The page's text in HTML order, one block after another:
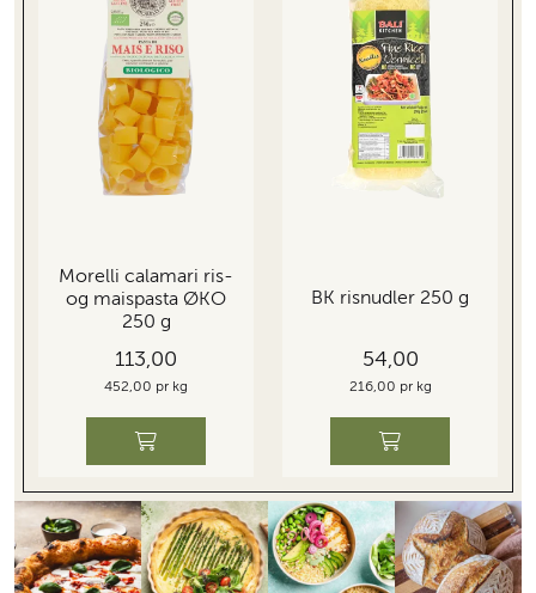
Morelli calamari ris-
og maispasta ØKO
250 g
113,00
452,00 pr kg
BK risnudler 250 g
54,00
216,00 pr kg